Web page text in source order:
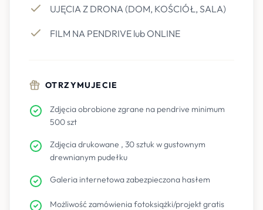
UJĘCIA Z DRONA (DOM, KOŚCIÓŁ, SALA)
FILM NA PENDRIVE lub ONLINE
OTRZYMUJECIE
Zdjęcia obrobione zgrane na pendrive minimum
500 szt
Zdjęcia drukowane , 30 sztuk w gustownym
drewnianym pudełku
Galeria internetowa zabezpieczona hasłem
Możliwość zamówienia fotoksiążki/projekt gratis